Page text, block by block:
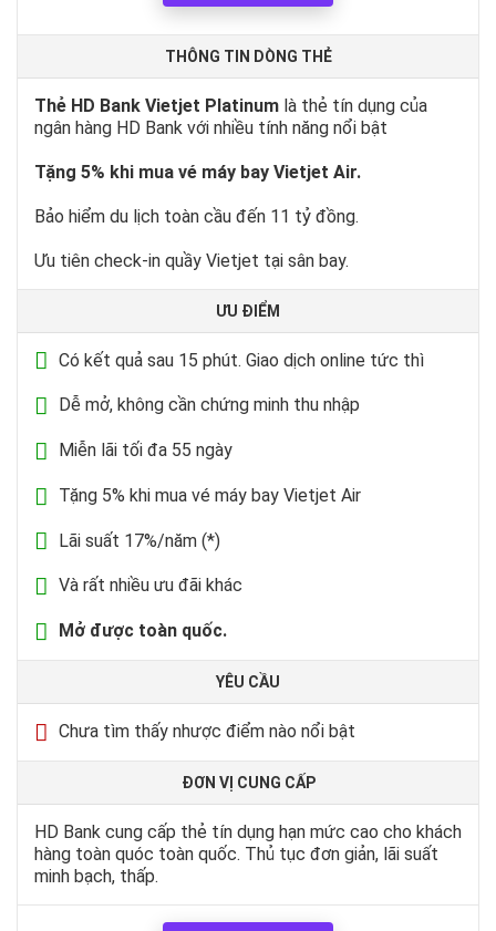
THÔNG TIN DÒNG THẺ
Thẻ HD Bank Vietjet Platinum là thẻ tín dụng của
ngân hàng HD Bank với nhiều tính năng nổi bật
Tặng 5% khi mua vé máy bay Vietjet Air.
Bảo hiểm du lịch toàn cầu đến 11 tỷ đồng.
Ưu tiên check-in quầy Vietjet tại sân bay.
ƯU ĐIỂM
Có kết quả sau 15 phút. Giao dịch online tức thì
Dễ mở, không cần chứng minh thu nhập
Miễn lãi tối đa 55 ngày
Tặng 5% khi mua vé máy bay Vietjet Air
Lãi suất 17%/năm (*)
Và rất nhiều ưu đãi khác
Mở được toàn quốc.
YÊU CẦU
Chưa tìm thấy nhược điểm nào nổi bật
ĐƠN VỊ CUNG CẤP
HD Bank cung cấp thẻ tín dụng hạn mức cao cho khách
hàng toàn quóc toàn quốc. Thủ tục đơn giản, lãi suất
minh bạch, thấp.